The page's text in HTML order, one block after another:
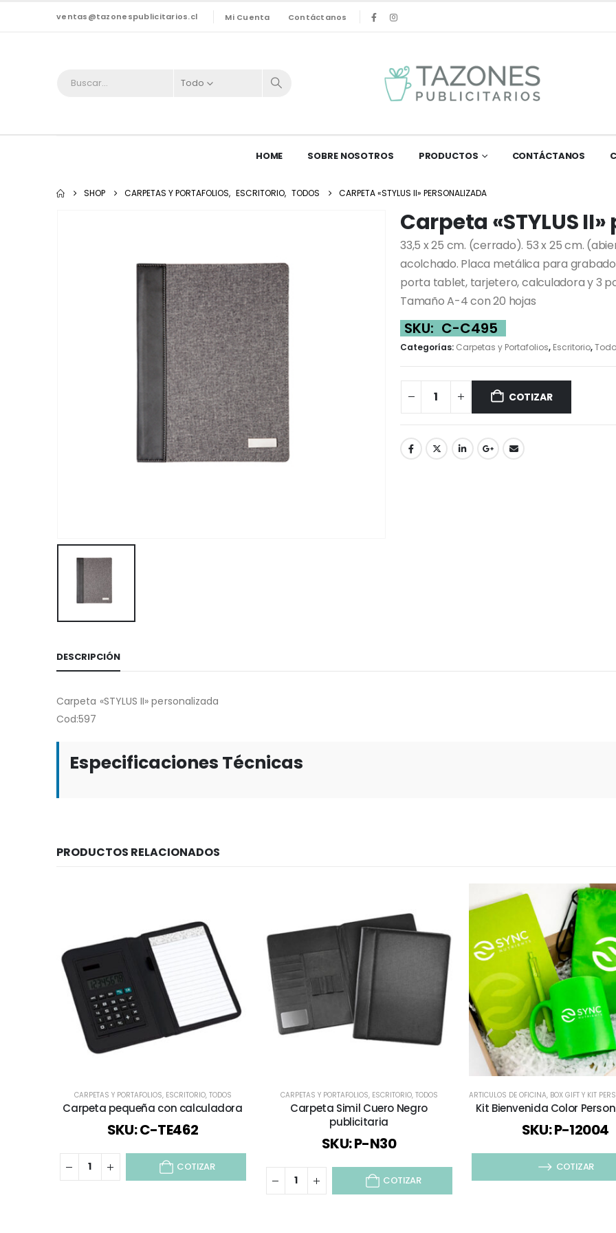
ventas@tazonespublicitarios.cl Mi Cuenta Contáctanos
Todo
HOME SOBRE NOSOTROS PRODUCTOS CONTÁCTANOS
SHOP CARPETAS Y PORTAFOLIOS, ESCRITORIO, TODOS CARPETA «STYLUS II» PERSONALIZADA
Carpeta «STYLUS
33,5 x 25 cm. (cerrado). 53 x 25 cm.
acolchado. Placa metálica para
porta tablet, tarjetero, calculadora y 3
Tamaño A-4 con 20 hojas
SKU: C-C495
Categorías: Carpetas y Portafolios, Escritorio,
COTIZAR
DESCRIPCIÓN
Carpeta «STYLUS II» personalizada
Cod:597
Especificaciones Técnicas
PRODUCTOS RELACIONADOS
CARPETAS Y PORTAFOLIOS, ESCRITORIO, TODOS
Carpeta pequeña con calculadora
SKU: C-TE462
COTIZAR
CARPETAS Y PORTAFOLIOS, ESCRITORIO, TODOS
Carpeta Simil Cuero Negro
publicitaria
SKU: P-N30
COTIZAR
ARTICULOS DE OFICINA, BOX GIFT Y KIT
Kit Bienvenida Color
SKU: P-12004
COTIZAR